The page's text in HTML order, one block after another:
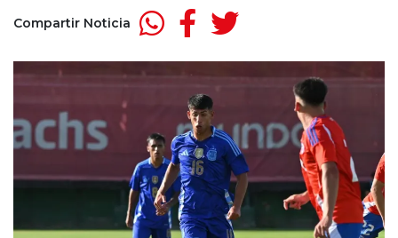
Compartir Noticia